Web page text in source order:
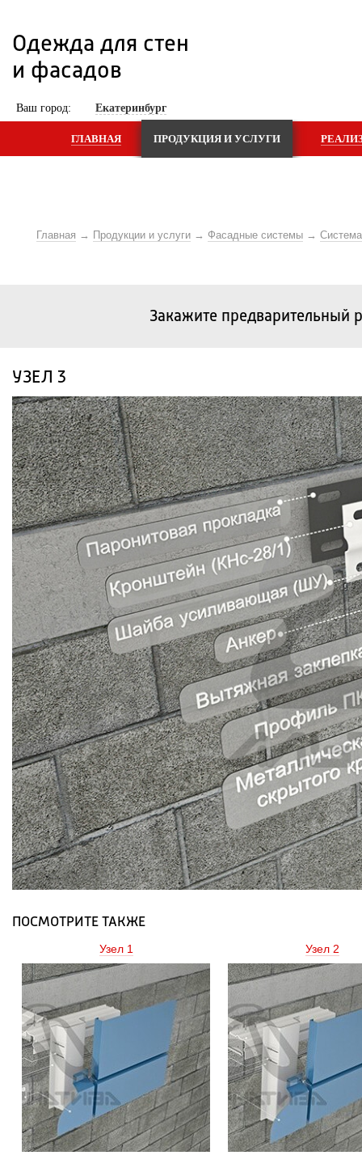
Одежда для стен
и фасадов
Ваш город: Екатеринбург
ГЛАВНАЯ ПРОДУКЦИЯ И УСЛУГИ
Главная Продукции и услуги Фасадные системы
Закажите предварительный
УЗЕЛ 3
ПОСМОТРИТЕ ТАКЖЕ
Узел 1 Узел 2